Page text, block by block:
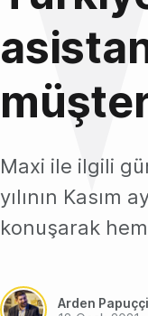
Maxi ile ilgili
yılının Kasım
konuşarak
Arden